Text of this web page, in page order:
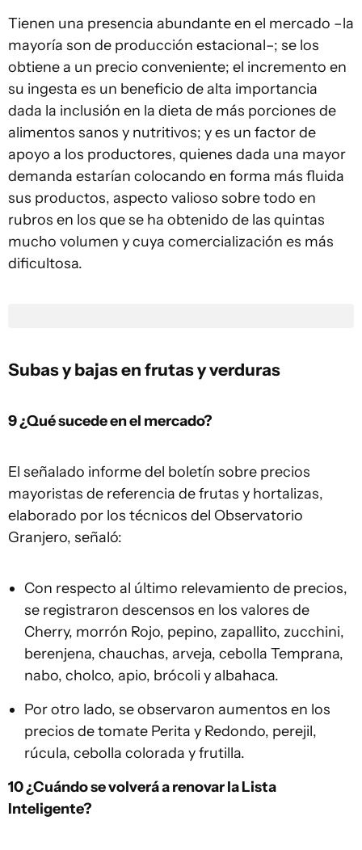
Tienen una presencia abundante en el mercado –la
mayoría son de producción estacional–; se los
obtiene a un precio conveniente; el incremento en
su ingesta es un beneficio de alta importancia
dada la inclusión en la dieta de más porciones de
alimentos sanos y nutritivos; y es un factor de
apoyo a los productores, quienes dada una mayor
demanda estarían colocando en forma más fluida
sus productos, aspecto valioso sobre todo en
rubros en los que se ha obtenido de las quintas
mucho volumen y cuya comercialización es más
dificultosa.
Subas y bajas en frutas y verduras
9 ¿Qué sucede en el mercado?
El señalado informe del boletín sobre precios
mayoristas de referencia de frutas y hortalizas,
elaborado por los técnicos del Observatorio
Granjero, señaló:
Con respecto al último relevamiento de precios,
se registraron descensos en los valores de
Cherry, morrón Rojo, pepino, zapallito, zucchini,
berenjena, chauchas, arveja, cebolla Temprana,
nabo, cholco, apio, brócoli y albahaca.
Por otro lado, se observaron aumentos en los
precios de tomate Perita y Redondo, perejil,
rúcula, cebolla colorada y frutilla.
10 ¿Cuándo se volverá a renovar la Lista
Inteligente?